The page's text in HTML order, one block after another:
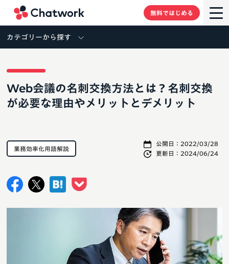
無料ではじめる
カテゴリーから探す
Web会議の名刺交換方法とは？名刺交換
が必要な理由やメリットとデメリット
公開日： 2022/03/28
更新日： 2024/06/24
業務効率化用語解説